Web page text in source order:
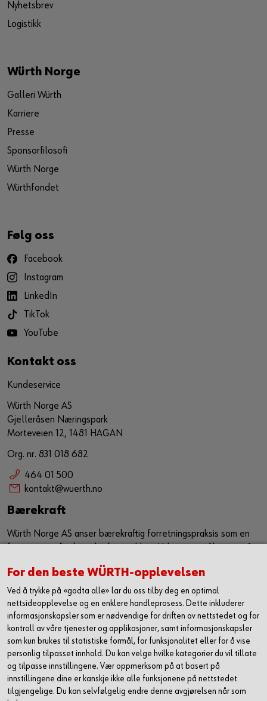
Nyhetsbrev
Logistikk
Würth Norge
Galleri Würth
Karriere
Presse
Sponsorfilosofi
Würth Norge
Würthfondet
Følg oss
Facebook
Instagram
LinkedIn
TikTok
YouTube
Kontakt oss
Kundeservice
Würth Norge AS
Gjelleråsen Næringspark
Morteveien 12, 1481 HAGAN
Org. nr. 831 018 682
464 01 500
kontakt@wuerth.no
Bærekraft
Würth Norge AS anser bærekraftig forretningspraksis som en
jobber sammen med vår eksiterende strategi for å ytterligere
forbedre, samt utvikle våre leveranser i markedet. Vi ønsker
med dette å utgjøre en positiv påvirkning både på samfunn og
miljø.
Les mer om hvordan vi jobber med HMS og
bærekraft
For den beste WÜRTH-opplevelsen
Ved å trykke på «godta alle» lar du oss tilby deg en optimal
nettsideopplevelse og en enklere handleprosess. Dette inkluderer
informasjonskapsler som er nødvendige for driften av nettstedet og for
kontroll av våre tjenester og applikasjoner, samt informasjonskapsler
som kun brukes til statistiske formål, for funksjonalitet eller for å vise
personlig tilpasset innhold. Du kan velge hvilke kategorier du vil tillate
og tilpasse innstillingene. Vær oppmerksom på at basert på
innstillingene dine er kanskje ikke alle funksjonene på nettstedet
tilgjengelige. Du kan selvfølgelig endre denne avgjørelsen når som